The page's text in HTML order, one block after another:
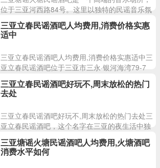
位于三亚河西路84号。这里以独特的民谣音乐氛
围和精致的品酒体验吸引着众多品味独特的顾
客。无论是品味美酒还是聆
三亚立春民谣酒吧人均费用,消费价格实惠
适中
三亚立春民谣酒吧人均费用,消费价格实惠适中三
亚立春民谣酒吧位于三亚市三永·银河海湾79-7
号，是一家备受好评的酒吧。晚上7点至凌晨3点
营业时间让这
三亚立春民谣酒吧好玩不,周末放松的热门
去处
三亚立春民谣酒吧好玩不,周末放松的热门去处三
亚立春民谣酒吧，这个名字在三亚的夜生活中独
不绝口。周末到了，
三亚塘谣火塘民谣酒吧人均费用,火塘酒吧
消费水平如何